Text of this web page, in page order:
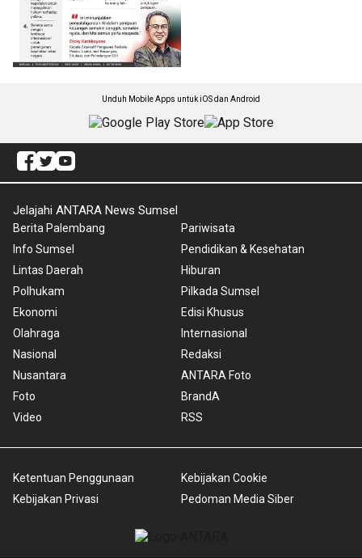
Unduh Mobile Apps untuk iOS dan Android
Jelajahi ANTARA News Sumsel
Berita Palembang
Info Sumsel
Lintas Daerah
Polhukam
Ekonomi
Olahraga
Nasional
Nusantara
Foto
Video
Pariwisata
Pendidikan & Kesehatan
Hiburan
Pilkada Sumsel
Edisi Khusus
Internasional
Redaksi
ANTARA Foto
BrandA
RSS
Ketentuan Penggunaan
Kebijakan Privasi
Kebijakan Cookie
Pedoman Media Siber